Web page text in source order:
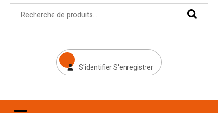
S'identifier S'enregistrer